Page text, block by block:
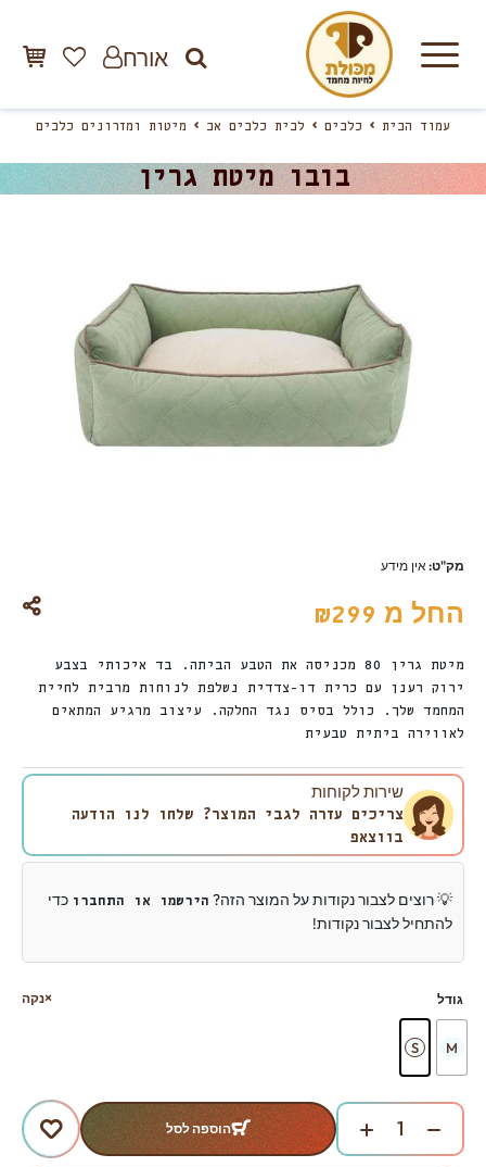
אורח
עמוד הבית כלבים לבית כלבים אב מיטות ומזרונים כלבים
בובו מיטת גרין
מק"ט: אין מידע
החל מ ₪299
מיטת גרין 80 מכניסה את הטבע הביתה. בד איכותי בצבע
ירוק רענן עם כרית דו-צדדית נשלפת לנוחות מרבית לחיית
המחמד שלך. כולל בסיס נגד החלקה. עיצוב מרגיע המתאים
לאווירה ביתית טבעית
שירות לקוחות
צריכים עזרה לגבי המוצר? שלחו לנו הודעה
בווצאפ
💡 רוצים לצבור נקודות על המוצר הזה? הירשמו או התחברו כדי
להתחיל לצבור נקודות!
גודל
M
S
נקה
הוספה לסל